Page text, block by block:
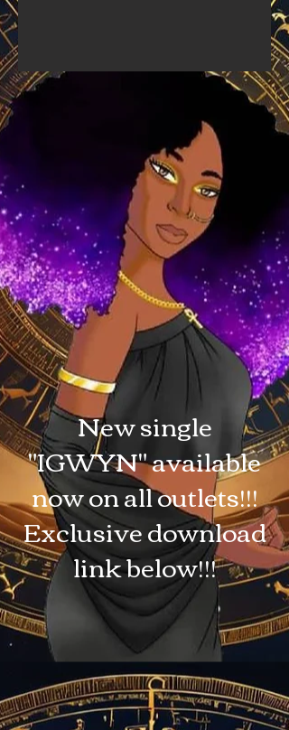
New single
"IGWYN" available
now on all outlets!!!
Exclusive download
link below!!!